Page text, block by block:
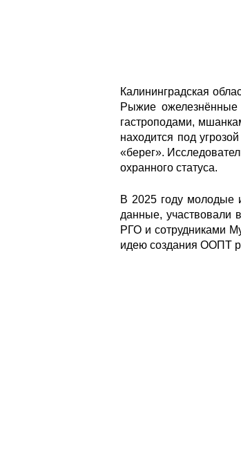
Калининградская
Рыжие ожелезнённые
гастроподами,
находится под
«берег».
охранного статуса.
В 2025 году молодые
данные, участвовали
РГО и сотрудниками
идею создания ООПТ